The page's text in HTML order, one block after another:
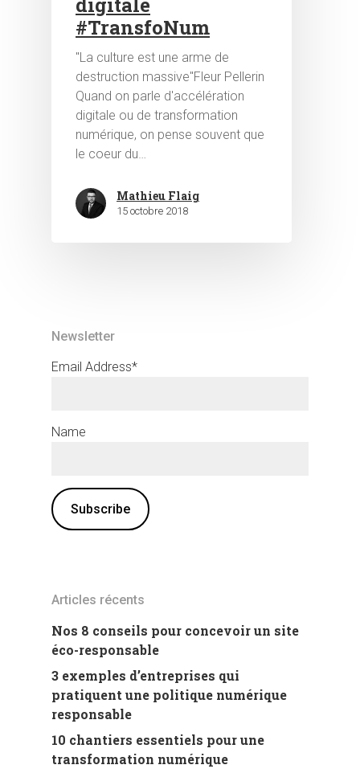
#TransfoNum
"La culture est une arme de
destruction massive"Fleur Pellerin
Quand on parle d'accélération
digitale ou de transformation
numérique, on pense souvent que
le coeur du…
Mathieu Flaig
15 octobre 2018
Newsletter
Email Address*
Name
Articles récents
Nos 8 conseils pour concevoir un site
éco-responsable
3 exemples d’entreprises qui
pratiquent une politique numérique
responsable
10 chantiers essentiels pour une
transformation numérique